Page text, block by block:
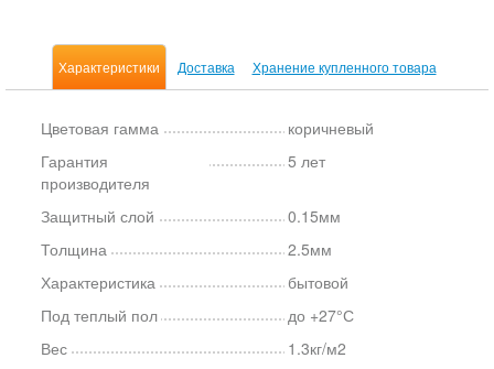
Характеристики Доставка Хранение купленного товара
Цветовая гамма
коричневый
Гарантия
производителя
5 лет
Защитный слой
0.15мм
Толщина
2.5мм
Характеристика
бытовой
Под теплый пол
до +27°С
Вес
1.3кг/м2